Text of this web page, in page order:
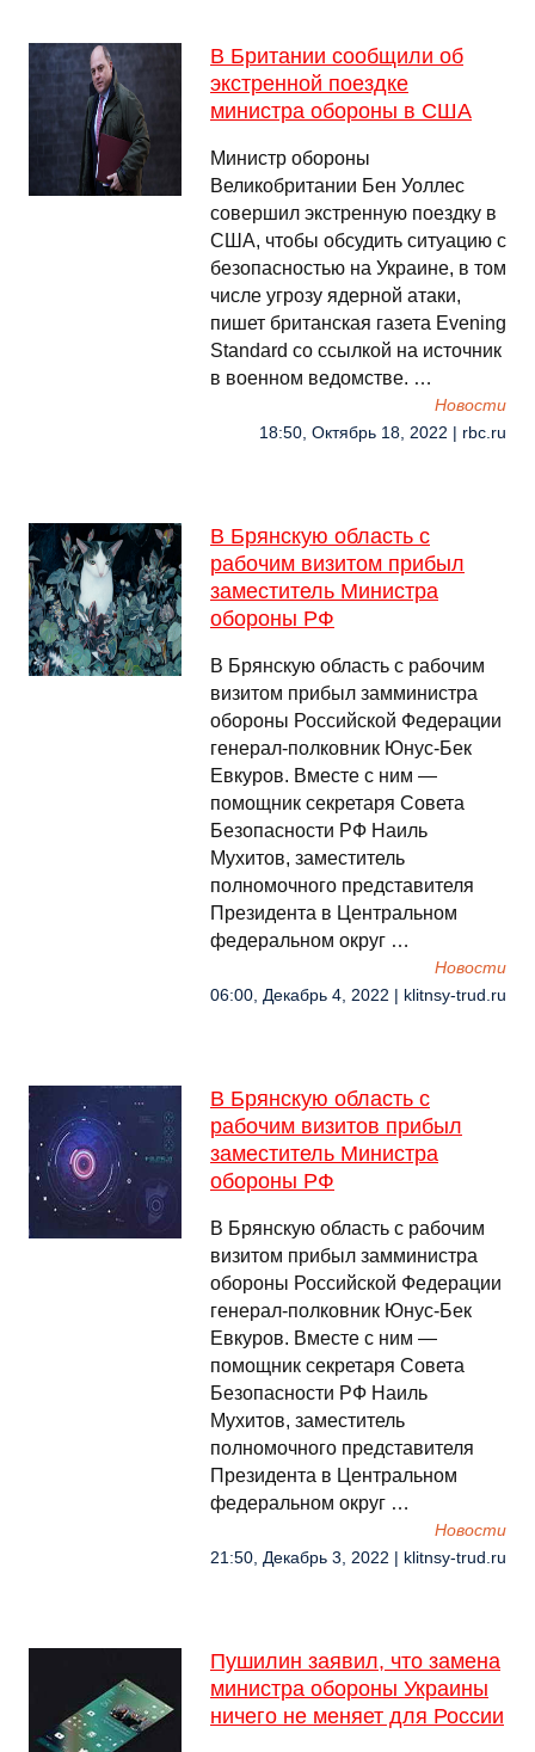
В Британии сообщили об
экстренной поездке
министра обороны в США
Министр обороны
Великобритании Бен Уоллес
совершил экстренную поездку в
США, чтобы обсудить ситуацию с
безопасностью на Украине, в том
числе угрозу ядерной атаки,
пишет британская газета Evening
Standard со ссылкой на источник
в военном ведомстве. …
Новости
18:50, Октябрь 18, 2022 | rbc.ru
В Брянскую область с
рабочим визитом прибыл
заместитель Министра
обороны РФ
В Брянскую область с рабочим
визитом прибыл замминистра
обороны Российской Федерации
генерал-полковник Юнус-Бек
Евкуров. Вместе с ним —
помощник секретаря Совета
Безопасности РФ Наиль
Мухитов, заместитель
полномочного представителя
Президента в Центральном
федеральном округ …
Новости
06:00, Декабрь 4, 2022 | klitnsy-trud.ru
В Брянскую область с
рабочим визитов прибыл
заместитель Министра
обороны РФ
В Брянскую область с рабочим
визитом прибыл замминистра
обороны Российской Федерации
генерал-полковник Юнус-Бек
Евкуров. Вместе с ним —
помощник секретаря Совета
Безопасности РФ Наиль
Мухитов, заместитель
полномочного представителя
Президента в Центральном
федеральном округ …
Новости
21:50, Декабрь 3, 2022 | klitnsy-trud.ru
Пушилин заявил, что замена
министра обороны Украины
ничего не меняет для России